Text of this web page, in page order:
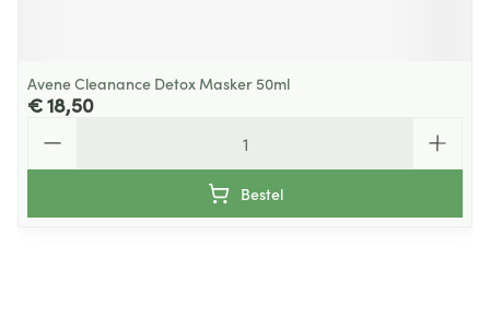
Avene Cleanance Detox Masker 50ml
€ 18,50
Bestel